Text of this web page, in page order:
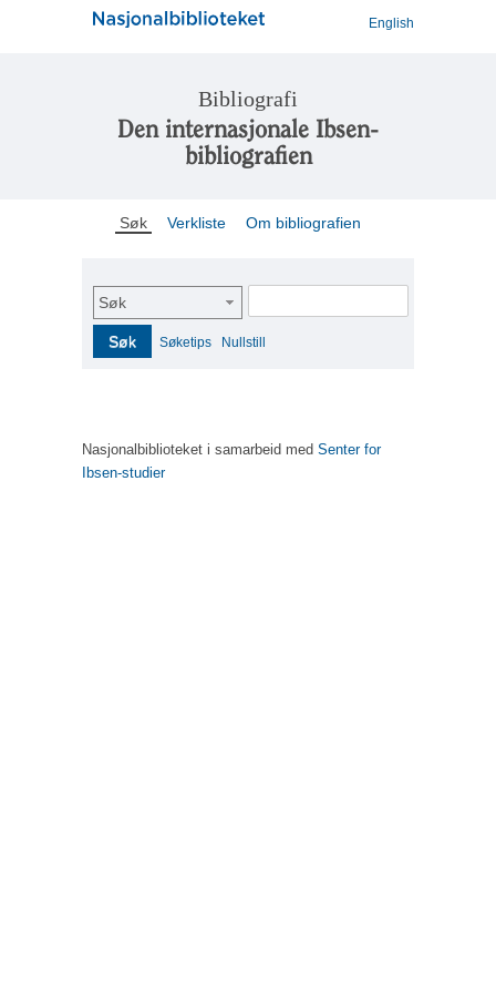
English
Bibliografi
Den internasjonale Ibsen-
bibliografien
Søk Verkliste Om bibliografien
Søk
Søk Søketips Nullstill
Nasjonalbiblioteket i samarbeid med Senter for
Ibsen-studier